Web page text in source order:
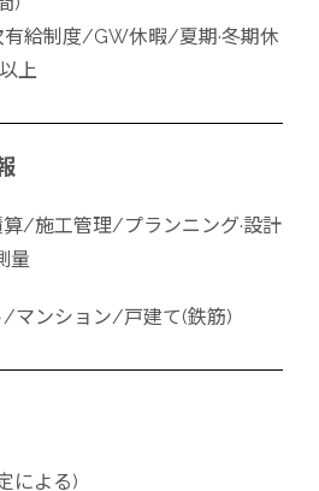
給制度/GW休暇/夏期·冬期休
上
算/施工管理/プランニング·設計
量
/マンション/戸建て(鉄筋)
による)